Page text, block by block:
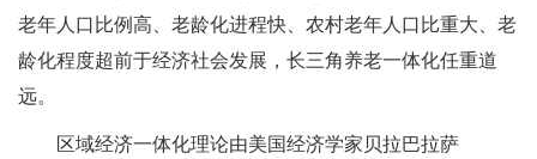
老年人口比例高、老龄化进程快、农村老年人口比重大、老
龄化程度超前于经济社会发展，长三角养老一体化任重道
远。
区域经济一体化理论由美国经济学家贝拉巴拉萨